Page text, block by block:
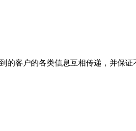
的客户的各类信息互相传递，并保证